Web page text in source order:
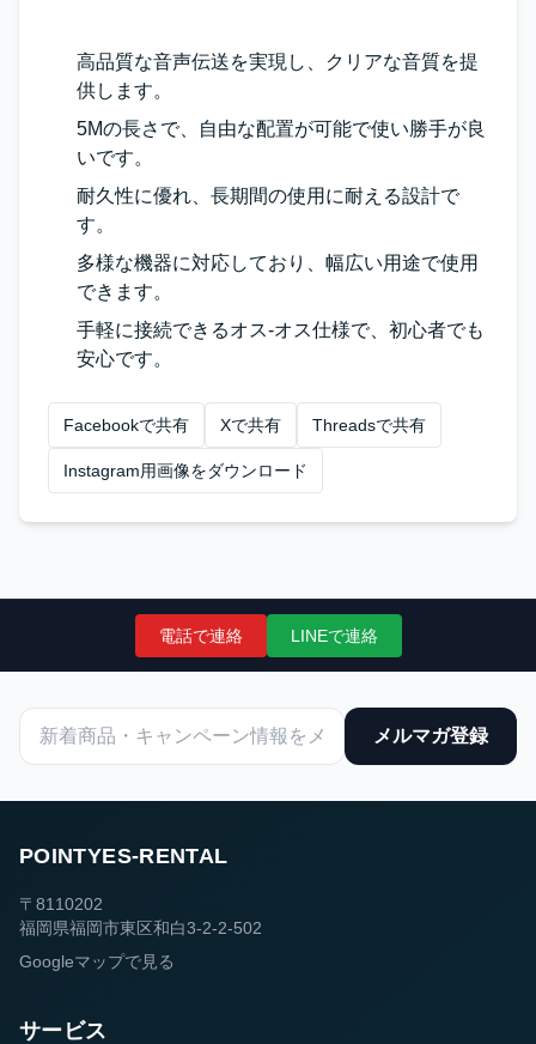
高品質な音声伝送を実現し、クリアな音質を提
供します。
5Mの長さで、自由な配置が可能で使い勝手が良
いです。
耐久性に優れ、長期間の使用に耐える設計で
す。
多様な機器に対応しており、幅広い用途で使用
できます。
手軽に接続できるオス-オス仕様で、初心者でも
安心です。
Facebookで共有 Xで共有 Threadsで共有
Instagram用画像をダウンロード
電話で連絡 LINEで連絡
メルマガ登録
POINTYES-RENTAL
〒8110202
福岡県福岡市東区和白3-2-2-502
Googleマップで見る
サービス